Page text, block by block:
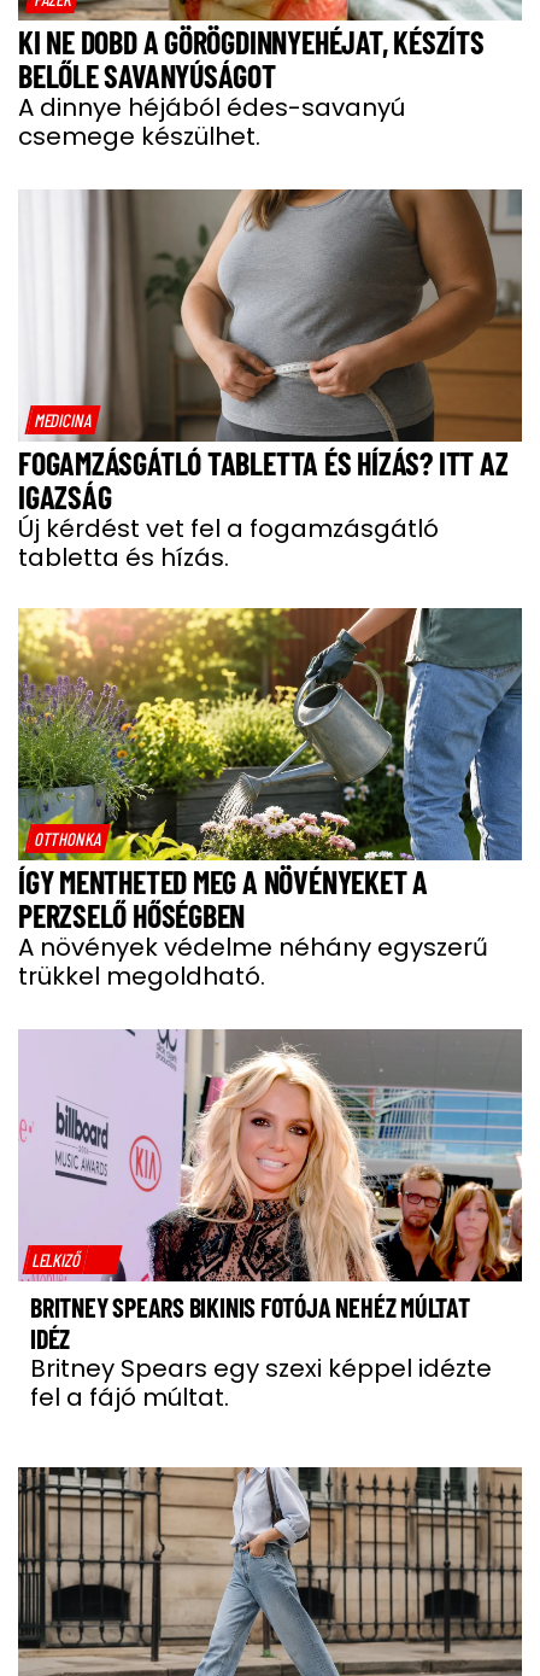
KI NE DOBD A GÖRÖGDINNYEHÉJAT, KÉSZÍTS
BELŐLE SAVANYÚSÁGOT
A dinnye héjából édes-savanyú
csemege készülhet.
MEDICINA
FOGAMZÁSGÁTLÓ TABLETTA ÉS HÍZÁS? ITT AZ
IGAZSÁG
Új kérdést vet fel a fogamzásgátló
tabletta és hízás.
OTTHONKA
ÍGY MENTHETED MEG A NÖVÉNYEKET A
PERZSELŐ HŐSÉGBEN
A növények védelme néhány egyszerű
trükkel megoldható.
LELKIZŐ
BRITNEY SPEARS BIKINIS FOTÓJA NEHÉZ MÚLTAT
IDÉZ
Britney Spears egy szexi képpel idézte
fel a fájó múltat.